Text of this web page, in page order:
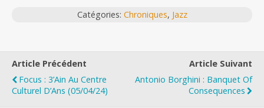
Catégories: Chroniques, Jazz
Article Précédent
Focus : 3’Ain Au Centre
Culturel D’Ans (05/04/24)
Article Suivant
Antonio Borghini : Banquet Of
Consequences